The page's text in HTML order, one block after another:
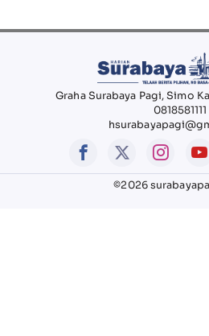
Graha Surabaya Pagi, Simo
0818581111
©2026